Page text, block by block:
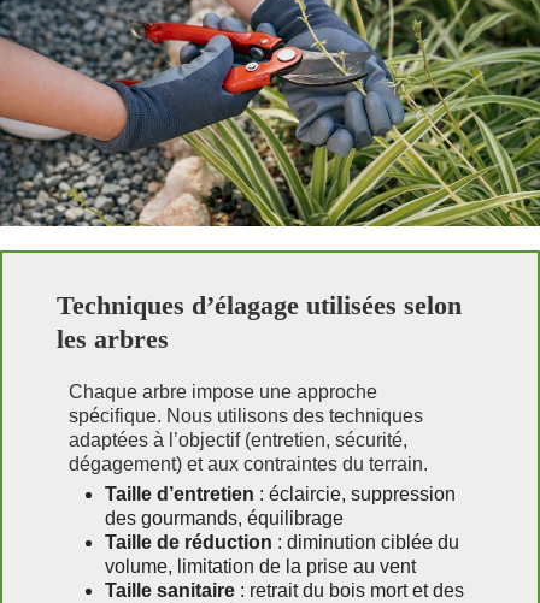
Techniques d’élagage utilisées selon
les arbres
Chaque arbre impose une approche
spécifique. Nous utilisons des techniques
adaptées à l’objectif (entretien, sécurité,
dégagement) et aux contraintes du terrain.
Taille d’entretien : éclaircie, suppression
des gourmands, équilibrage
Taille de réduction : diminution ciblée du
volume, limitation de la prise au vent
Taille sanitaire : retrait du bois mort et des